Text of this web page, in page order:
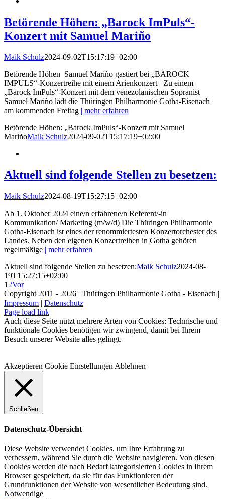
Betörende Höhen: „Barock ImPuls“-
Konzert mit Samuel Mariño
Maik Schulz2024-09-02T15:17:19+02:00
Betörende Höhen Samuel Mariño gastiert bei „BAROCK
IMPULS“-Konzertreihe mit einem Arienkonzert Zu einem
„Barock ImPuls“-Konzert mit dem venezolanischen Sopranist
Samuel Mariño lädt die Thüringen Philharmonie Gotha-Eisenach
am kommenden Freitag | mehr erfahren
Betörende Höhen: „Barock ImPuls“-Konzert mit Samuel
MariñoMaik Schulz2024-09-02T15:17:19+02:00
Aktuell sind folgende Stellen zu besetzen:
Maik Schulz2024-08-19T15:27:15+02:00
Ab 1. Oktober 2024 eine/n erfahrene/n Referent/-in
Kommunikation/ Marketing (m/w/d) Die Thüringen Philharmonie
Gotha-Eisenach ist eines der renommiertesten Konzertorchester des
Landes. Neben den eigenen Konzertreihen in Gotha gehören
regelmäßige | mehr erfahren
Aktuell sind folgende Stellen zu besetzen:Maik Schulz2024-08-
19T15:27:15+02:00
1 2Vor
Copyright 2011 - 2026 | Thüringen Philharmonie Gotha - Eisenach |
Impressum | Datenschutz
Facebook
Instagram
WhatsApp
YouTube
E-
Mail
Telefon
Page load link
Auch diese Seite nutzt mehrere Arten von Cookies: Technische und
funktionale Cookies benötigen wir zwingend, damit bei Ihrem
Besuch unserer Website alles gelingt.
Akzeptieren Cookie Einstellungen Ablehnen
Schließen
Datenschutz-Übersicht
Diese Website verwendet Cookies, um Ihre Erfahrung zu
verbessern, während Sie durch die Website navigieren. Von diesen
Cookies werden die nach Bedarf kategorisierten Cookies in Ihrem
Browser gespeichert, da sie für das Funktionieren der
Grundfunktionen der Website von wesentlicher Bedeutung sind.
Notwendige